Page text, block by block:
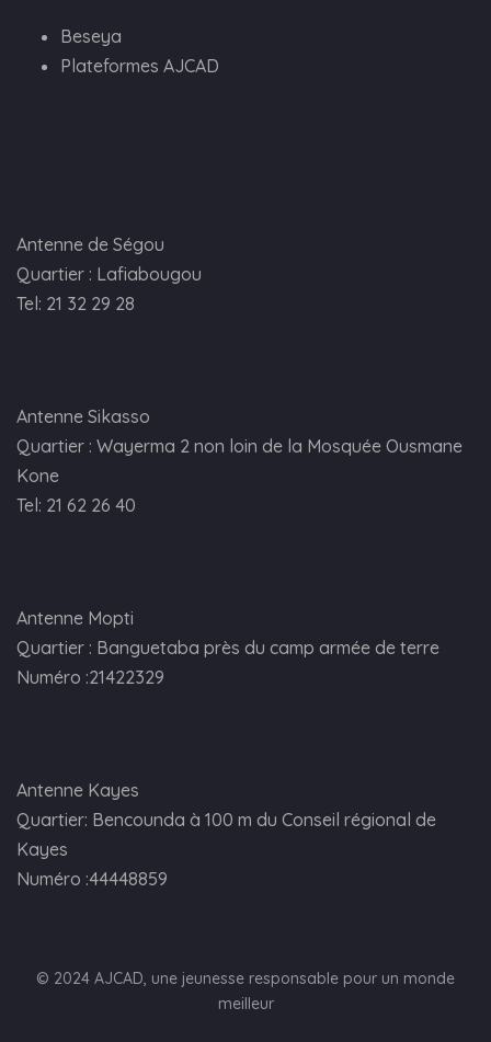
Beseya
Plateformes AJCAD
Antenne de Ségou
Quartier : Lafiabougou
Tel: 21 32 29 28
Antenne Sikasso
Quartier : Wayerma 2 non loin de la Mosquée Ousmane
Kone
Tel: 21 62 26 40
Antenne Mopti
Quartier : Banguetaba près du camp armée de terre
Numéro :21422329
Antenne Kayes
Quartier: Bencounda à 100 m du Conseil régional de
Kayes
Numéro :44448859
© 2024 AJCAD, une jeunesse responsable pour un monde
meilleur